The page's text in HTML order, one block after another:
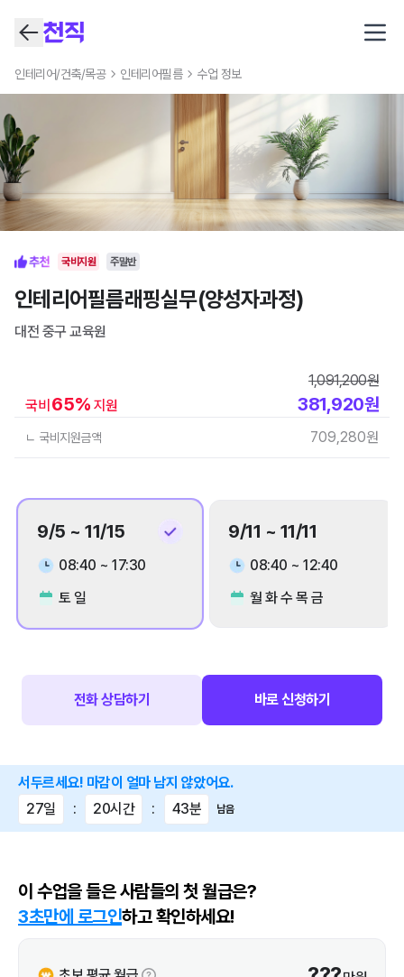
인테리어/건축/목공 인테리어필름 수업 정보
국비지원 주말반
인테리어필름래핑실무(양성자과정)
대전 중구 교육원
국비 65% 지원
1,091,200원
381,920원
ㄴ 국비지원금액 709,280원
9/5 ~ 11/15
08:40 ~ 17:30
토 일
9/11 ~ 11/11
08:40 ~ 12:40
월 화 수 목 금
전화 상담하기 바로 신청하기
서두르세요! 마감이 얼마 남지 않았어요.
27일
: 20시간 : 43분 남음
이 수업을 들은 사람들의 첫 월급은?
3초만에 로그인하고 확인하세요!